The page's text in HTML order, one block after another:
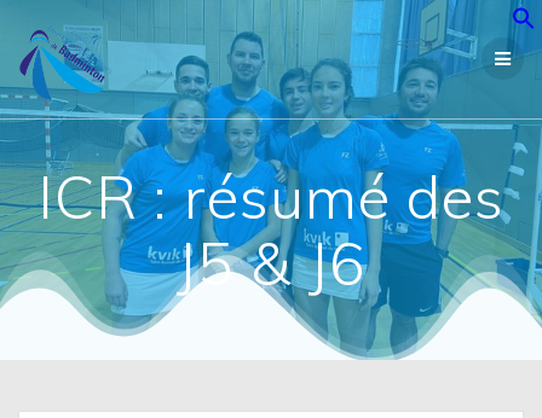
Passer
au
contenu
ICR : résumé des
J5 & J6